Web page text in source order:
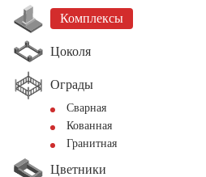
Комплексы
Цоколя
Ограды
Сварная
Кованная
Гранитная
Цветники